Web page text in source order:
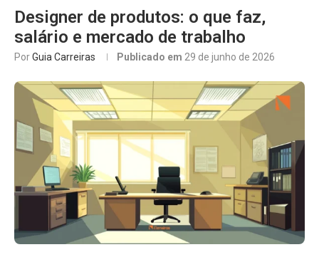
Designer de produtos: o que faz,
salário e mercado de trabalho
PorGuia Carreiras Publicado em 29 de junho de 2026